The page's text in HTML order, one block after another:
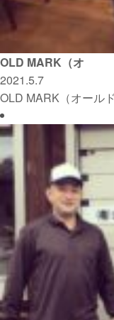
OLD MARK（オ
2021.5.7
OLD MARK（オール